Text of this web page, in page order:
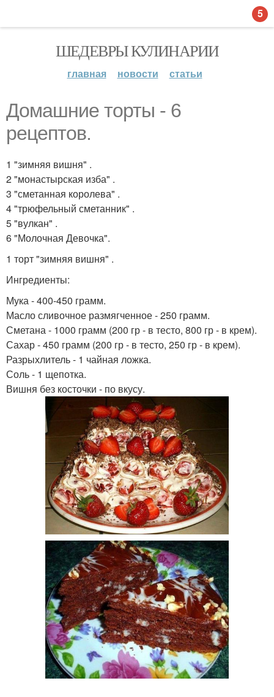
ШЕДЕВРЫ КУЛИНАРИИ
главная новости статьи
Домашние торты - 6
рецептов.
1 "зимняя вишня" .
2 "монастырская изба" .
3 "сметанная королева" .
4 "трюфельный сметанник" .
5 "вулкан" .
6 "Молочная Девочка".
1 торт "зимняя вишня" .
Ингредиенты:
Мука - 400-450 грамм.
Масло сливочное размягченное - 250 грамм.
Сметана - 1000 грамм (200 гр - в тесто, 800 гр - в крем).
Сахар - 450 грамм (200 гр - в тесто, 250 гр - в крем).
Разрыхлитель - 1 чайная ложка.
Соль - 1 щепотка.
Вишня без косточки - по вкусу.
5